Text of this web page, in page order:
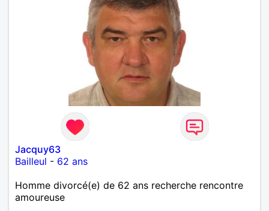
Jacquy63
Bailleul - 62 ans
Homme divorcé(e) de 62 ans recherche rencontre
amoureuse